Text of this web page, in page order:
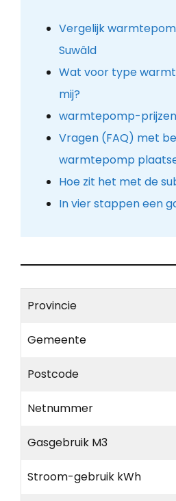
Vergelijk
Suwâld
Wat voor type
mij?
warmtepomp-prijzen
Vragen (FAQ) met
warmtepomp
Hoe zit het met de
In vier stappen een
Provincie
Gemeente
Postcode
Netnummer
Gasgebruik M3
Stroom-gebruik kWh